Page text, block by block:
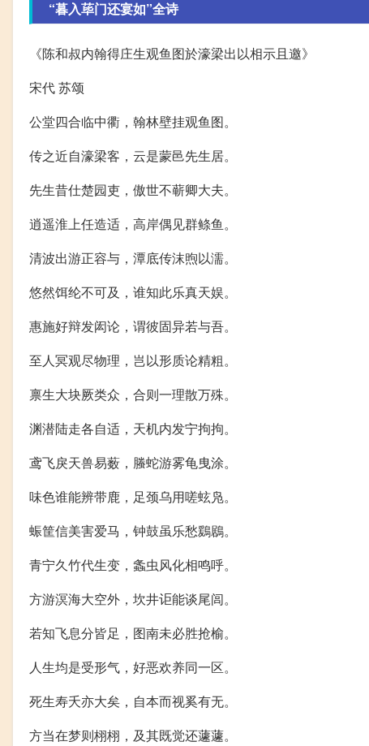
“暮入荜门还宴如”全诗
《陈和叔内翰得庄生观鱼图於濠梁出以相示且邀》
宋代 苏颂
公堂四合临中衢，翰林壁挂观鱼图。
传之近自濠梁客，云是蒙邑先生居。
先生昔仕楚园吏，傲世不蕲卿大夫。
逍遥淮上任造适，高岸偶见群鲦鱼。
清波出游正容与，潭底传沫煦以濡。
悠然饵纶不可及，谁知此乐真天娱。
惠施好辩发闳论，谓彼固异若与吾。
至人冥观尽物理，岂以形质论精粗。
禀生大块厥类众，合则一理散万殊。
渊潜陆走各自适，天机内发宁拘拘。
鸢飞戾天兽易薮，螣蛇游雾龟曳涂。
味色谁能辨带鹿，足颈乌用嗟蚿凫。
蜄筐信美害爱马，钟鼓虽乐愁鶢鶋。
青宁久竹代生变，螽虫风化相鸣呼。
方游溟海大空外，坎井讵能谈尾闾。
若知飞息分皆足，图南未必胜抢榆。
人生均是受形气，好恶欢养同一区。
死生寿夭亦大矣，自本而视奚有无。
方当在梦则栩栩，及其既觉还蘧蘧。